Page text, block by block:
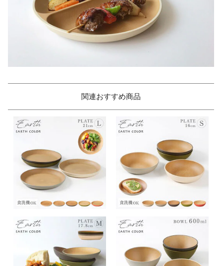
関連おすすめ商品